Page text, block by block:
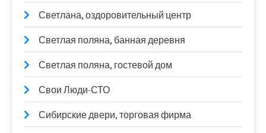
Светлана, оздоровительный центр
Светлая поляна, банная деревня
Светлая поляна, гостевой дом
Свои Люди-СТО
Сибирские двери, торговая фирма